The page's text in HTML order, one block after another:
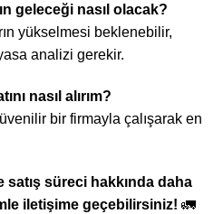
geleceği nasıl olacak?
yükselmesi beklenebilir,
analizi gerekir.
nasıl alırım?
bir firmayla çalışarak en
satış süreci hakkında daha
iletişime geçebilirsiniz! 🚛